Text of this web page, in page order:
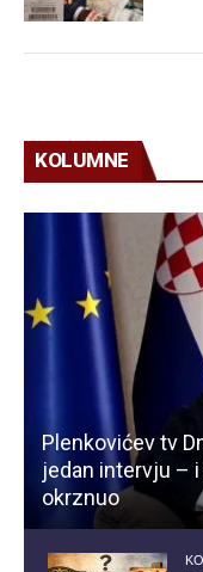
KOLUMNE
Plenkovićev tv
jedan intervju –
okrznuo